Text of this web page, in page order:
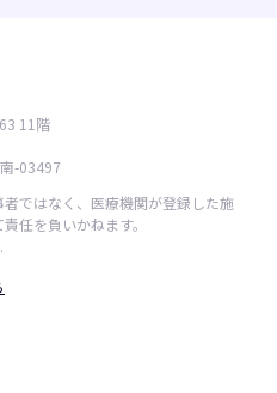
11階
-03497
ではなく、医療機関が登録した施
任を負いかねます。